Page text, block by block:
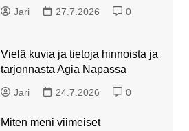
Jari 27.7.2026 0
Vielä kuvia ja tietoja hinnoista ja
tarjonnasta Agia Napassa
Jari 24.7.2026 0
Miten meni viimeiset